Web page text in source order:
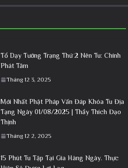
Tổ Dạy Tướng Trạng Thứ 2 Nên Tu: Chính
Phát Tâm
Tháng 12 3, 2025
Mới Nhất Phật Pháp Vấn Đáp Khóa Tu Địa
Tạng Ngày 01/08/2025 | Thầy Thích Đạo
Thịnh
Tháng 12 2, 2025
15 Phút Tu Tập Tại Gia Hàng Ngày. Thực